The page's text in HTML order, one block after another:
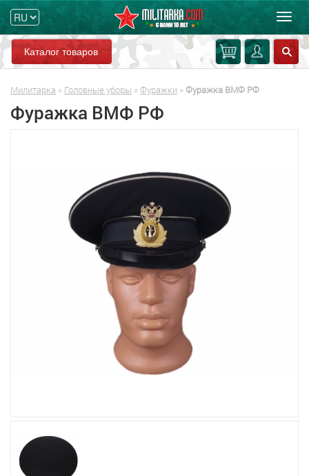
Каталог товаров
Милитарка » Головные уборы » Фуражки » Фуражка ВМФ РФ
Фуражка ВМФ РФ